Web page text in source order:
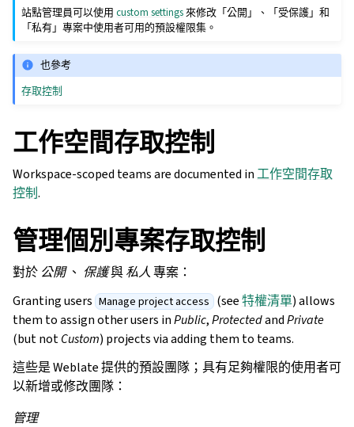
站點管理員可以使用custom settings 來修改「公開」、「受保護」和
「私有」專案中使用者可用的預設權限集。
也參考
存取控制
工作空間存取控制
Workspace-scoped teams are documented in工作空間存取
控制.
管理個別專案存取控制
對於 公開、 保護與私人專案：
Granting users Manage project access (see特權清單) allows
them to assign other users inPublic,ProtectedandPrivate
(but notCustom) projects via adding them to teams.
這些是 Weblate 提供的預設團隊；具有足夠權限的使用者可
以新增或修改團隊：
管理